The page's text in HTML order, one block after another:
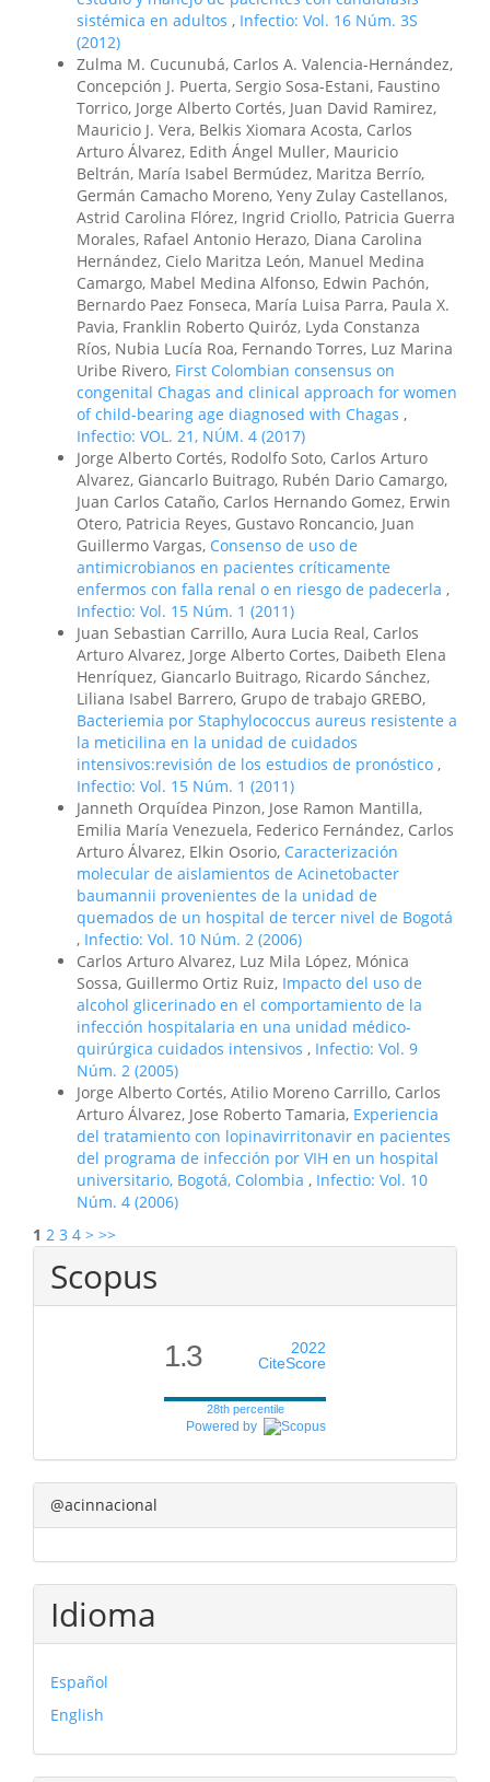
sistémica en adultos , Infectio: Vol. 16 Núm. 3S
(2012)
Zulma M. Cucunubá, Carlos A. Valencia-Hernández,
Concepción J. Puerta, Sergio Sosa-Estani, Faustino
Torrico, Jorge Alberto Cortés, Juan David Ramirez,
Mauricio J. Vera, Belkis Xiomara Acosta, Carlos
Arturo Álvarez, Edith Ángel Muller, Mauricio
Beltrán, María Isabel Bermúdez, Maritza Berrío,
Germán Camacho Moreno, Yeny Zulay Castellanos,
Astrid Carolina Flórez, Ingrid Criollo, Patricia Guerra
Morales, Rafael Antonio Herazo, Diana Carolina
Hernández, Cielo Maritza León, Manuel Medina
Camargo, Mabel Medina Alfonso, Edwin Pachón,
Bernardo Paez Fonseca, María Luisa Parra, Paula X.
Pavia, Franklin Roberto Quiróz, Lyda Constanza
Ríos, Nubia Lucía Roa, Fernando Torres, Luz Marina
Uribe Rivero, First Colombian consensus on
congenital Chagas and clinical approach for women
of child-bearing age diagnosed with Chagas ,
Infectio: VOL. 21, NÚM. 4 (2017)
Jorge Alberto Cortés, Rodolfo Soto, Carlos Arturo
Alvarez, Giancarlo Buitrago, Rubén Dario Camargo,
Juan Carlos Cataño, Carlos Hernando Gomez, Erwin
Otero, Patricia Reyes, Gustavo Roncancio, Juan
Guillermo Vargas, Consenso de uso de
antimicrobianos en pacientes críticamente
enfermos con falla renal o en riesgo de padecerla ,
Infectio: Vol. 15 Núm. 1 (2011)
Juan Sebastian Carrillo, Aura Lucia Real, Carlos
Arturo Alvarez, Jorge Alberto Cortes, Daibeth Elena
Henríquez, Giancarlo Buitrago, Ricardo Sánchez,
Liliana Isabel Barrero, Grupo de trabajo GREBO,
Bacteriemia por Staphylococcus aureus resistente a
la meticilina en la unidad de cuidados
intensivos:revisión de los estudios de pronóstico ,
Infectio: Vol. 15 Núm. 1 (2011)
Janneth Orquídea Pinzon, Jose Ramon Mantilla,
Emilia María Venezuela, Federico Fernández, Carlos
Arturo Álvarez, Elkin Osorio, Caracterización
molecular de aislamientos de Acinetobacter
baumannii provenientes de la unidad de
quemados de un hospital de tercer nivel de Bogotá
, Infectio: Vol. 10 Núm. 2 (2006)
Carlos Arturo Alvarez, Luz Mila López, Mónica
Sossa, Guillermo Ortiz Ruiz, Impacto del uso de
alcohol glicerinado en el comportamiento de la
infección hospitalaria en una unidad médico-
quirúrgica cuidados intensivos , Infectio: Vol. 9
Núm. 2 (2005)
Jorge Alberto Cortés, Atilio Moreno Carrillo, Carlos
Arturo Álvarez, Jose Roberto Tamaria, Experiencia
del tratamiento con lopinavirritonavir en pacientes
del programa de infección por VIH en un hospital
universitario, Bogotá, Colombia , Infectio: Vol. 10
Núm. 4 (2006)
1 2 3 4 > >>
Scopus
1.3
2022
CiteScore
28th percentile
Powered by
@acinnacional
Idioma
Español
English